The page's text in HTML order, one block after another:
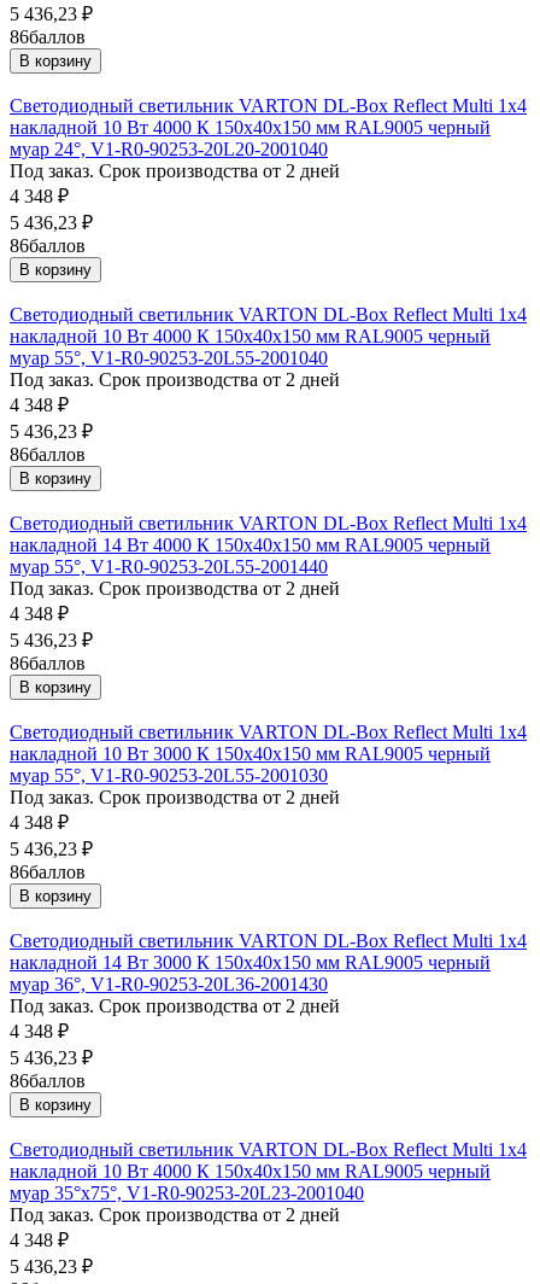
5 436,23 ₽
86баллов
В корзину
Светодиодный светильник VARTON DL-Box Reflect Multi 1x4
накладной 10 Вт 4000 К 150х40х150 мм RAL9005 черный
муар 24°, V1-R0-90253-20L20-2001040
Под заказ. Срок производства от 2 дней
4 348 ₽
5 436,23 ₽
86баллов
В корзину
Светодиодный светильник VARTON DL-Box Reflect Multi 1x4
накладной 10 Вт 4000 К 150х40х150 мм RAL9005 черный
муар 55°, V1-R0-90253-20L55-2001040
Под заказ. Срок производства от 2 дней
4 348 ₽
5 436,23 ₽
86баллов
В корзину
Светодиодный светильник VARTON DL-Box Reflect Multi 1x4
накладной 14 Вт 4000 К 150х40х150 мм RAL9005 черный
муар 55°, V1-R0-90253-20L55-2001440
Под заказ. Срок производства от 2 дней
4 348 ₽
5 436,23 ₽
86баллов
В корзину
Светодиодный светильник VARTON DL-Box Reflect Multi 1x4
накладной 10 Вт 3000 К 150х40х150 мм RAL9005 черный
муар 55°, V1-R0-90253-20L55-2001030
Под заказ. Срок производства от 2 дней
4 348 ₽
5 436,23 ₽
86баллов
В корзину
Светодиодный светильник VARTON DL-Box Reflect Multi 1x4
накладной 14 Вт 3000 К 150х40х150 мм RAL9005 черный
муар 36°, V1-R0-90253-20L36-2001430
Под заказ. Срок производства от 2 дней
4 348 ₽
5 436,23 ₽
86баллов
В корзину
Светодиодный светильник VARTON DL-Box Reflect Multi 1x4
накладной 10 Вт 4000 К 150х40х150 мм RAL9005 черный
муар 35°x75°, V1-R0-90253-20L23-2001040
Под заказ. Срок производства от 2 дней
4 348 ₽
5 436,23 ₽